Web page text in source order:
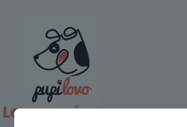
Logowanie